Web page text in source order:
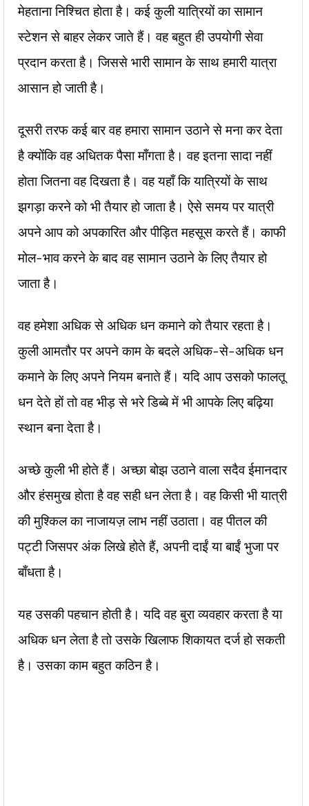
मेहताना निश्चित होता है। कई कुली यात्रियों का सामान
स्टेशन से बाहर लेकर जाते हैं। वह बहुत ही उपयोगी सेवा
प्रदान करता है। जिससे भारी सामान के साथ हमारी यात्रा
आसान हो जाती है।
दूसरी तरफ कई बार वह हमारा सामान उठाने से मना कर देता
है क्योंकि वह अधितक पैसा माँगता है। वह इतना सादा नहीं
होता जितना वह दिखता है। वह यहाँ कि यात्रियों के साथ
झगड़ा करने को भी तैयार हो जाता है। ऐसे समय पर यात्री
अपने आप को अपकारित और पीड़ित महसूस करते हैं। काफी
मोल-भाव करने के बाद वह सामान उठाने के लिए तैयार हो
जाता है।
वह हमेशा अधिक से अधिक धन कमाने को तैयार रहता है।
कुली आमतौर पर अपने काम के बदले अधिक-से-अधिक धन
कमाने के लिए अपने नियम बनाते हैं। यदि आप उसको फालतू
धन देते हों तो वह भीड़ से भरे डिब्बे में भी आपके लिए बढ़िया
स्थान बना देता है।
अच्छे कुली भी होते हैं। अच्छा बोझ उठाने वाला सदैव ईमानदार
और हंसमुख होता है वह सही धन लेता है। वह किसी भी यात्री
की मुश्किल का नाजायज़ लाभ नहीं उठाता। वह पीतल की
पट्टी जिसपर अंक लिखे होते हैं, अपनी दाईं या बाईं भुजा पर
बाँधता है।
यह उसकी पहचान होती है। यदि वह बुरा व्यवहार करता है या
अधिक धन लेता है तो उसके खिलाफ शिकायत दर्ज हो सकती
है। उसका काम बहुत कठिन है।